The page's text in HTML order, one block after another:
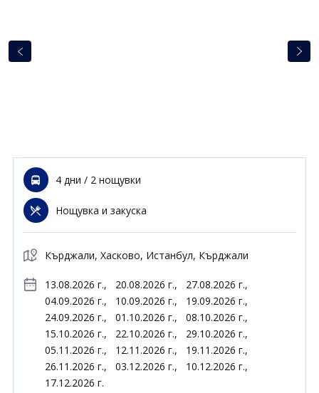
Почивки в Испания
Почивка в Мексико
0700 40 200
4 дни / 2 нощувки
Нощувка и закуска
Кърджали, Хасково, Истанбул, Кърджали
13.08.2026 г., 20.08.2026 г., 27.08.2026 г.,
04.09.2026 г., 10.09.2026 г., 19.09.2026 г.,
24.09.2026 г., 01.10.2026 г., 08.10.2026 г.,
15.10.2026 г., 22.10.2026 г., 29.10.2026 г.,
05.11.2026 г., 12.11.2026 г., 19.11.2026 г.,
26.11.2026 г., 03.12.2026 г., 10.12.2026 г.,
17.12.2026 г.